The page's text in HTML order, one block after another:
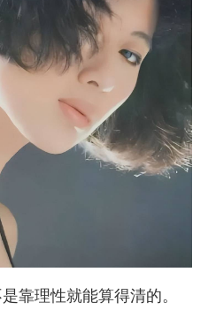
靠理性就能算得清的。